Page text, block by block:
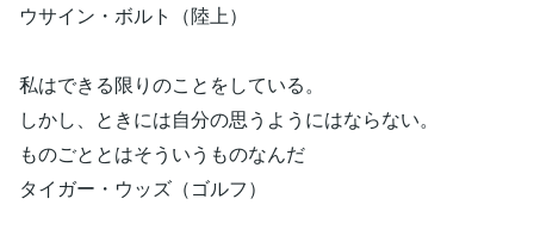
ウサイン・ボルト（陸上）
私はできる限りのことをしている。
しかし、ときには自分の思うようにはならない。
ものごととはそういうものなんだ
タイガー・ウッズ（ゴルフ）